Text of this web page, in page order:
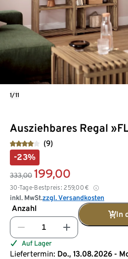
Ausziehbares Regal
(9)
-23%
333,00 199,00
30-Tage-Bestpreis: 259,00 €
inkl. MwSt.zzgl. Versandkosten
Anzahl
In
Auf Lager
Liefertermin: Do., 13.08.2026 -
1/11